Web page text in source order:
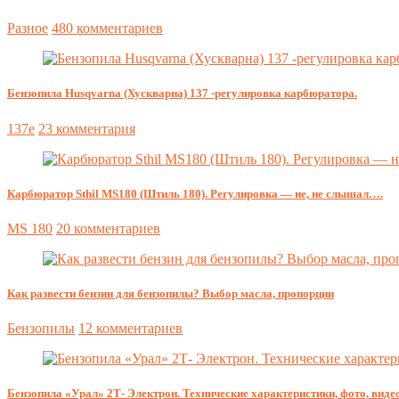
Разное 480 комментариев
Бензопила Husqvarna (Хускварна) 137 -регулировка карбюратора.
137e 23 комментария
Карбюратор Sthil MS180 (Штиль 180). Регулировка — не, не слышал….
MS 180 20 комментариев
Как развести бензин для бензопилы? Выбор масла, пропорции
Бензопилы 12 комментариев
Бензопила «Урал» 2Т- Электрон. Технические характеристики, фото,